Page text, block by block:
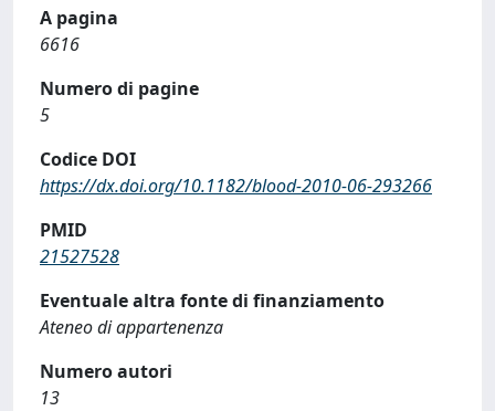
A pagina
6616
Numero di pagine
5
Codice DOI
https://dx.doi.org/10.1182/blood-2010-06-293266
PMID
21527528
Eventuale altra fonte di finanziamento
Ateneo di appartenenza
Numero autori
13